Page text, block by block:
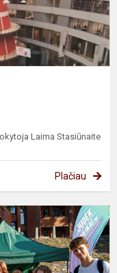
Laima Stasiūnaite
Plačiau